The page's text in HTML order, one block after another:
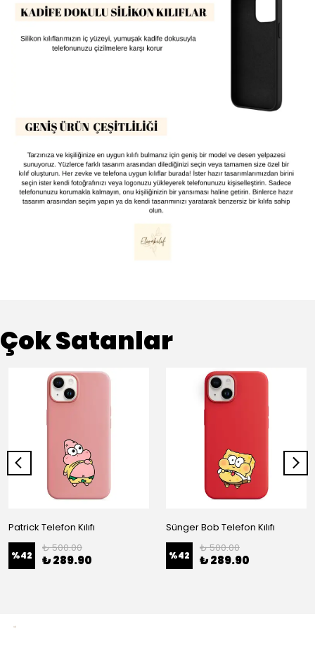
Çok Satanlar
Patrick Telefon Kılıfı
%42
₺ 500.00
₺ 289.90
Sünger Bob Telefon Kılıfı
%42
₺ 500.00
₺ 289.90